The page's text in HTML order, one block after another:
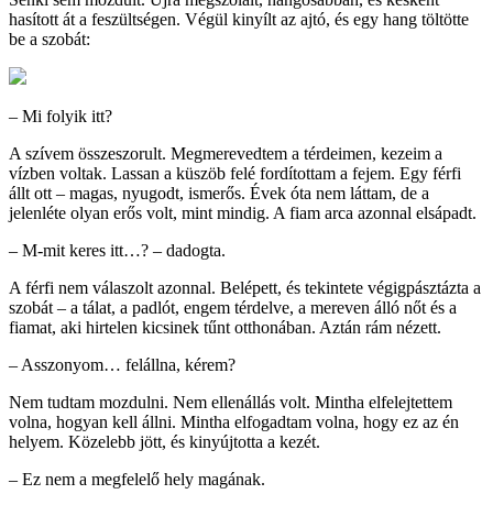
hasított át a feszültségen. Végül kinyílt az ajtó, és egy hang töltötte
be a szobát:
– Mi folyik itt?
A szívem összeszorult. Megmerevedtem a térdeimen, kezeim a
vízben voltak. Lassan a küszöb felé fordítottam a fejem. Egy férfi
állt ott – magas, nyugodt, ismerős. Évek óta nem láttam, de a
jelenléte olyan erős volt, mint mindig. A fiam arca azonnal elsápadt.
– M-mit keres itt…? – dadogta.
A férfi nem válaszolt azonnal. Belépett, és tekintete végigpásztázta a
szobát – a tálat, a padlót, engem térdelve, a mereven álló nőt és a
fiamat, aki hirtelen kicsinek tűnt otthonában. Aztán rám nézett.
– Asszonyom… felállna, kérem?
Nem tudtam mozdulni. Nem ellenállás volt. Mintha elfelejtettem
volna, hogyan kell állni. Mintha elfogadtam volna, hogy ez az én
helyem. Közelebb jött, és kinyújtotta a kezét.
– Ez nem a megfelelő hely magának.